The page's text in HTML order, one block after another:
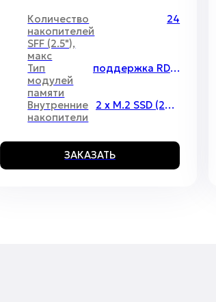
Количество
накопителей
SFF (2.5"),
макс
24
Тип
модулей
памяти
поддержка RDIMM\LRDIMM
Внутренние
накопители
2 x M.2 SSD (2280)
ЗАКАЗАТЬ
Экосистема
на универсальной
УЗНАТЬ